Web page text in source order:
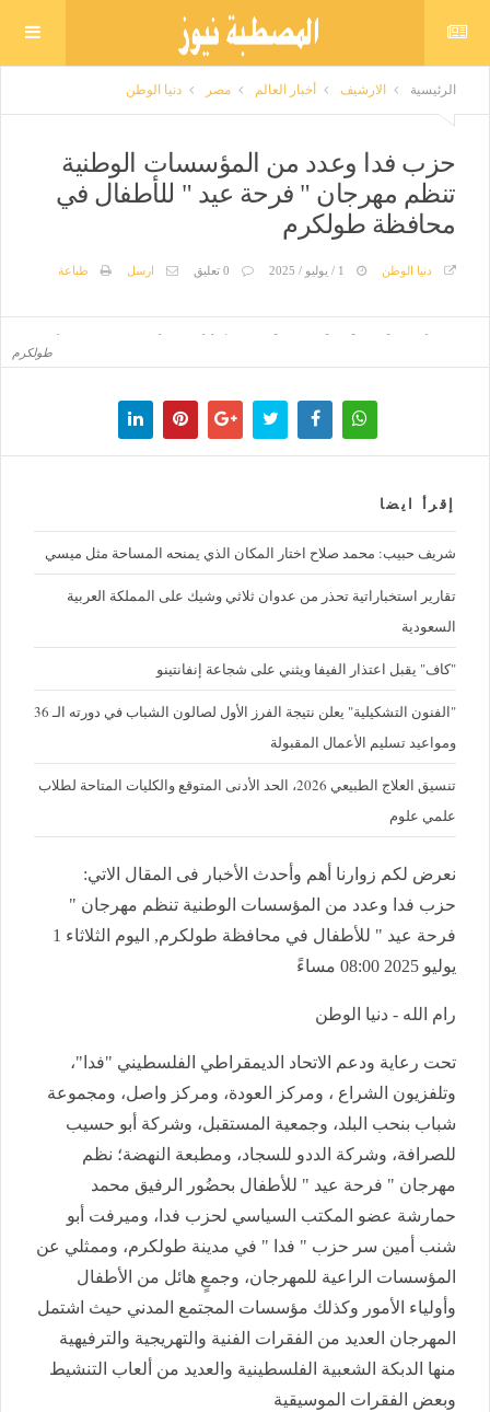
الرئيسية الارشيف أخبار العالم مصر دنيا الوطن
حزب فدا وعدد من المؤسسات الوطنية
تنظم مهرجان " فرحة عيد " للأطفال في
محافظة طولكرم
دنيا الوطن 0 تعليق ارسل طباعة
طولكرم
إقرأ ايضا
شريف حبيب: محمد صلاح اختار المكان الذي يمنحه المساحة مثل ميسي
تقارير استخباراتية تحذر من عدوان ثلاثي وشيك على المملكة العربية
السعودية
"كاف" يقبل اعتذار الفيفا ويثني على شجاعة إنفانتينو
"الفنون التشكيلية" يعلن نتيجة الفرز الأول لصالون الشباب في دورته الـ 36
ومواعيد تسليم الأعمال المقبولة
تنسيق العلاج الطبيعي 2026، الحد الأدنى المتوقع والكليات المتاحة لطلاب
علمي علوم
نعرض لكم زوارنا أهم وأحدث الأخبار فى المقال الاتي:
حزب فدا وعدد من المؤسسات الوطنية تنظم مهرجان "
فرحة عيد " للأطفال في محافظة طولكرم, اليوم الثلاثاء 1
يوليو 2025 08:00 مساءً
رام الله - دنيا الوطن
تحت رعاية ودعم الاتحاد الديمقراطي الفلسطيني "فدا"،
وتلفزيون الشراع ، ومركز العودة، ومركز واصل، ومجموعة
شباب بنحب البلد، وجمعية المستقبل، وشركة أبو حسيب
للصرافة، وشركة الددو للسجاد، ومطبعة النهضة؛ نظم
مهرجان " فرحة عيد " للأطفال بحضُور الرفيق محمد
حمارشة عضو المكتب السياسي لحزب فدا، وميرفت أبو
شنب أمين سر حزب " فدا " في مدينة طولكرم، وممثلي عن
المؤسسات الراعية للمهرجان، وجمعٍ هائل من الأطفال
وأولياء الأمور وكذلك مؤسسات المجتمع المدني حيث اشتمل
المهرجان العديد من الفقرات الفنية والتهريجية والترفيهية
منها الدبكة الشعبية الفلسطينية والعديد من ألعاب التنشيط
وبعض الفقرات الموسيقية